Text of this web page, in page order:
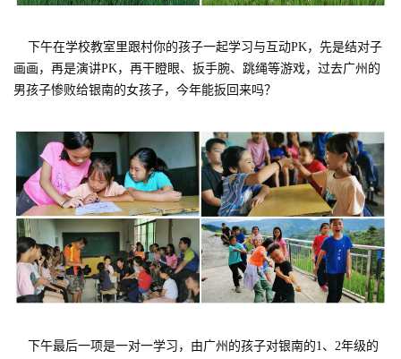
下午在学校教室里跟村你的孩子一起学习与互动PK，先是结对子
画画，再是演讲PK，再干瞪眼、扳手腕、跳绳等游戏，过去广州的
男孩子惨败给银南的女孩子，今年能扳回来吗？
下午最后一项是一对一学习，由广州的孩子对银南的1、2年级的